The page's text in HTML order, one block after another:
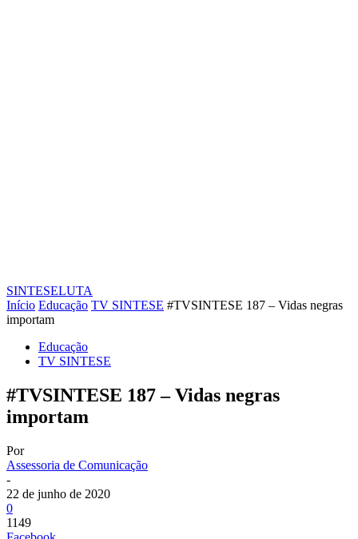
SINTESELUTA
Início Educação TV SINTESE #TVSINTESE 187 – Vidas negras
importam
Educação
TV SINTESE
#TVSINTESE 187 – Vidas negras
importam
Por
Assessoria de Comunicação
-
22 de junho de 2020
0
1149